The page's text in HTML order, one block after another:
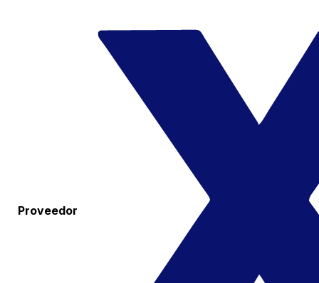
Proveedor